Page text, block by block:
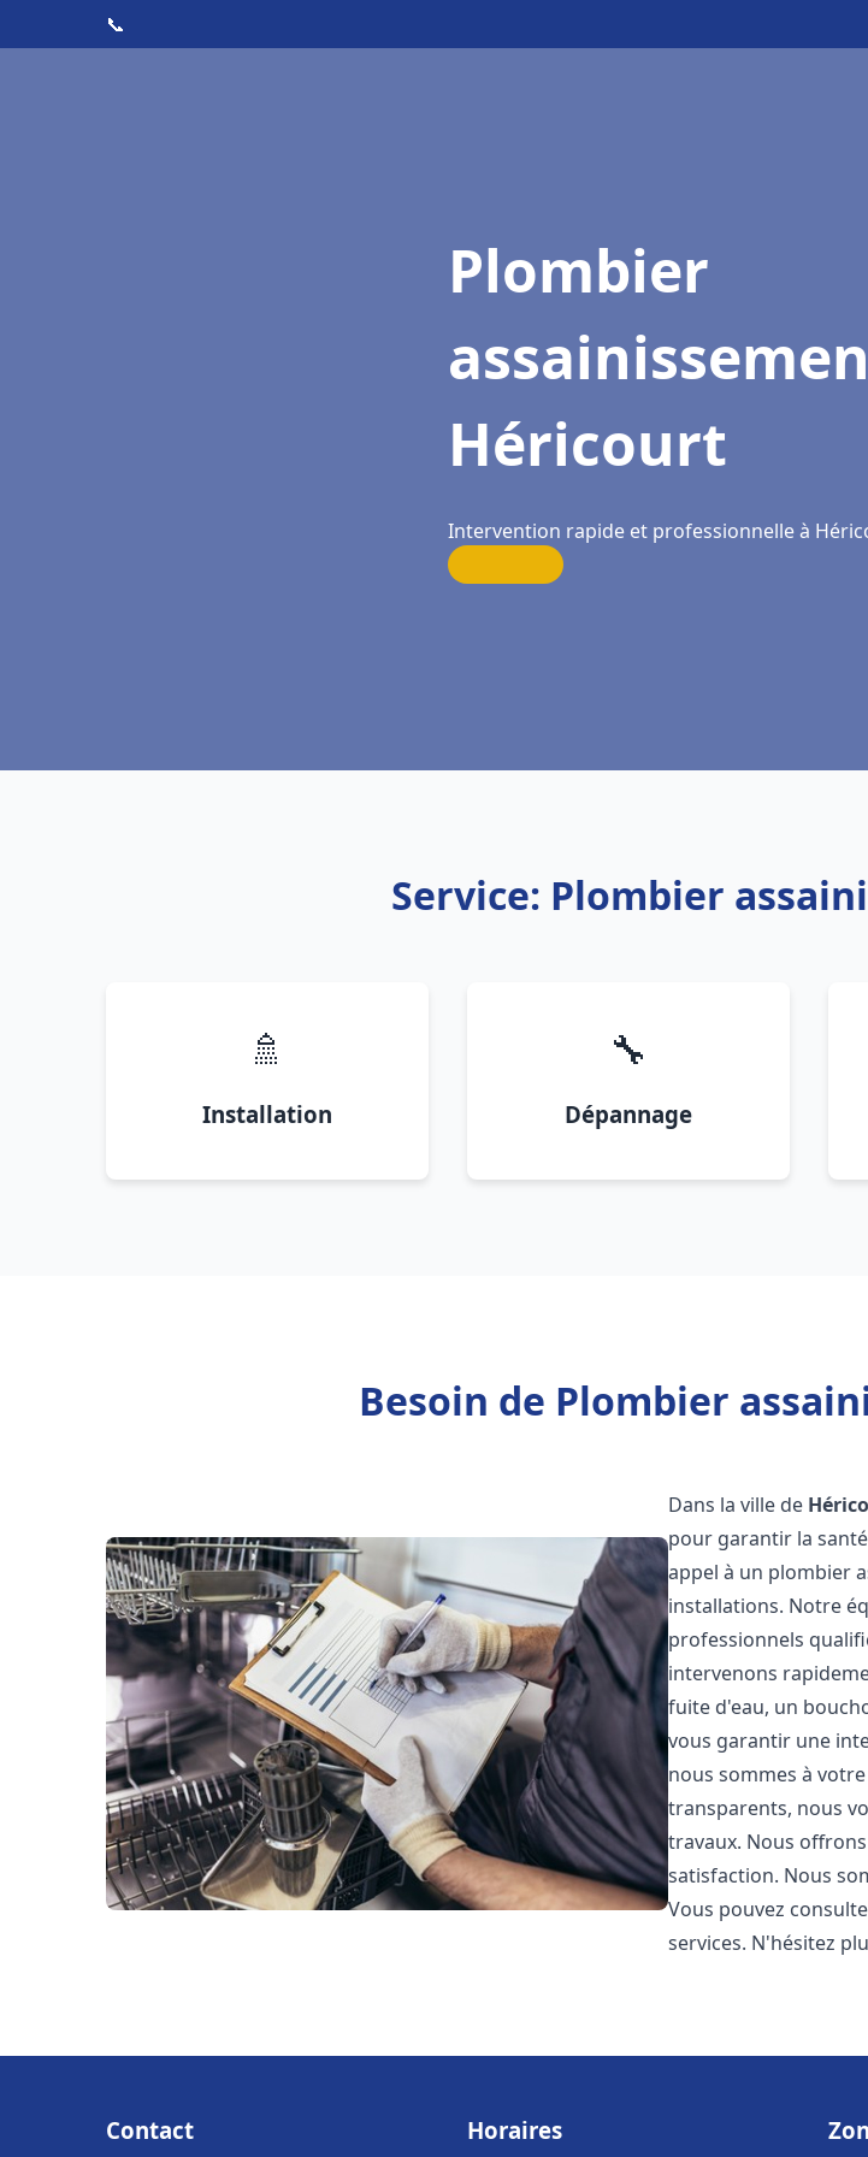
📞
Plombier
Héricourt
Intervention rapide et professionnelle à
Service: Plombier
🚿
Installation
🔧
Dépannage
Besoin de Plombier
Dans la ville de
pour garantir la
appel à un plombier
installations. Notre
professionnels
intervenons
fuite d'eau, un
vous garantir une
nous sommes à
transparents, nous
travaux. Nous
satisfaction. Nous
Vous pouvez
services. N'hésitez
Contact Horaires